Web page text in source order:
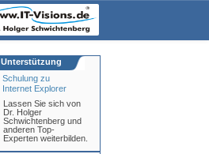
Schulung zu
Internet Explorer
Lassen Sie sich von
Dr. Holger
Schwichtenberg und
anderen Top-
Experten weiterbilden.
Unterstützung